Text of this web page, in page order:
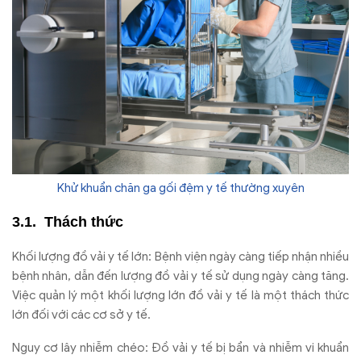
Khử khuẩn chăn ga gối đệm y tế thường xuyên
Thách thức
Khối lượng đồ vải y tế lớn: Bệnh viện ngày càng tiếp nhận nhiều
bệnh nhân, dẫn đến lượng đồ vải y tế sử dụng ngày càng tăng.
Việc quản lý một khối lượng lớn đồ vải y tế là một thách thức
lớn đối với các cơ sở y tế.
Nguy cơ lây nhiễm chéo: Đồ vải y tế bị bẩn và nhiễm vi khuẩn